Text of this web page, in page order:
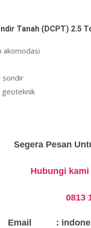
Tanah (DCPT) 2.5
sondir
Segera Pesan
Hubungi
0813
Email :